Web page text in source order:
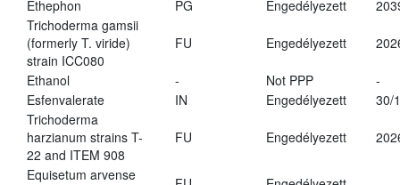
Ethephon
PG Engedélyezett
Trichoderma gamsii
(formerly T. viride)
strain ICC080
FU Engedélyezett
Ethanol - Not PPP
-
Esfenvalerate
IN Engedélyezett
30/
Trichoderma
harzianum strains T-
22 and ITEM 908
FU Engedélyezett
Equisetum arvense